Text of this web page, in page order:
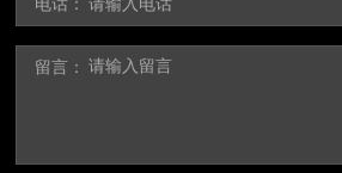
留言：